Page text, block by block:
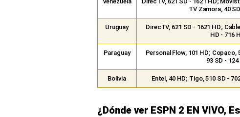
TV Zamora, 40
Uruguay
DirecTV, 621 SD - 1621 HD;
HD - 716
Paraguay
Personal Flow, 101 HD; Copaco,
93 SD - 124
Bolivia Entel, 40 HD; Tigo, 510 SD -
¿Dónde ver ESPN 2 EN VIVO,